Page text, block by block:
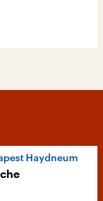
Haydneum